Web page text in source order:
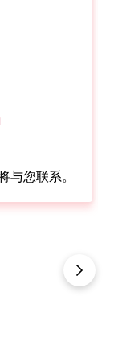
与您联系。